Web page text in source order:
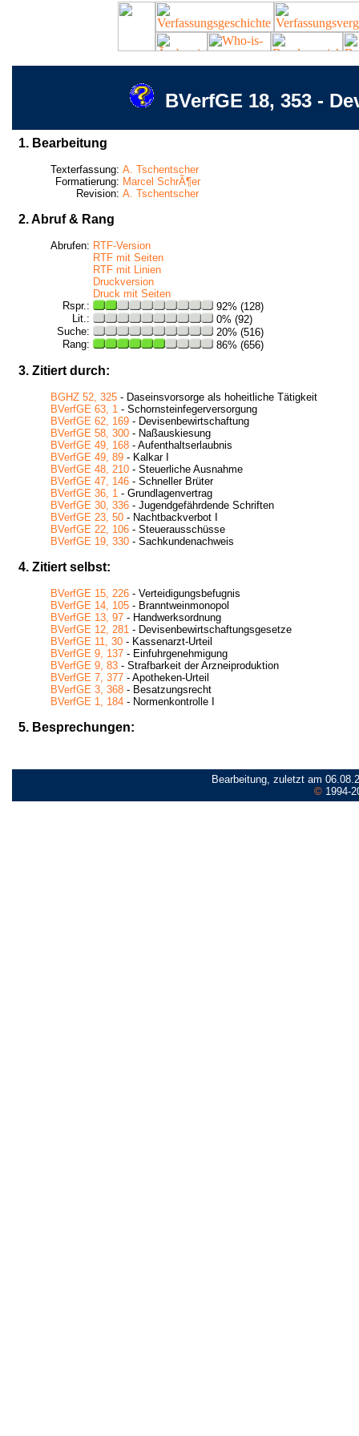
BVerfGE 18, 353 -
1. Bearbeitung
Texterfassung: A. Tschentscher
Formatierung: Marcel SchrÃ¶er
Revision: A. Tschentscher
2. Abruf & Rang
Abrufen: RTF-Version
RTF mit Seiten
RTF mit Linien
Druckversion
Druck mit Seiten
Rspr.:
92% (128)
Lit.:
0% (92)
Suche:
20% (516)
Rang:
86% (656)
3. Zitiert durch:
BGHZ 52, 325 - Daseinsvorsorge als hoheitliche Tätigkeit
BVerfGE 63, 1 - Schornsteinfegerversorgung
BVerfGE 62, 169 - Devisenbewirtschaftung
BVerfGE 58, 300 - Naßauskiesung
BVerfGE 49, 168 - Aufenthaltserlaubnis
BVerfGE 49, 89 - Kalkar I
BVerfGE 48, 210 - Steuerliche Ausnahme
BVerfGE 47, 146 - Schneller Brüter
BVerfGE 36, 1 - Grundlagenvertrag
BVerfGE 30, 336 - Jugendgefährdende Schriften
BVerfGE 23, 50 - Nachtbackverbot I
BVerfGE 22, 106 - Steuerausschüsse
BVerfGE 19, 330 - Sachkundenachweis
4. Zitiert selbst:
BVerfGE 15, 226 - Verteidigungsbefugnis
BVerfGE 14, 105 - Branntweinmonopol
BVerfGE 13, 97 - Handwerksordnung
BVerfGE 12, 281 - Devisenbewirtschaftungsgesetze
BVerfGE 11, 30 - Kassenarzt-Urteil
BVerfGE 9, 137 - Einfuhrgenehmigung
BVerfGE 9, 83 - Strafbarkeit der Arzneiproduktion
BVerfGE 7, 377 - Apotheken-Urteil
BVerfGE 3, 368 - Besatzungsrecht
BVerfGE 1, 184 - Normenkontrolle I
5. Besprechungen:
Bearbeitung, zuletzt am
©1994-